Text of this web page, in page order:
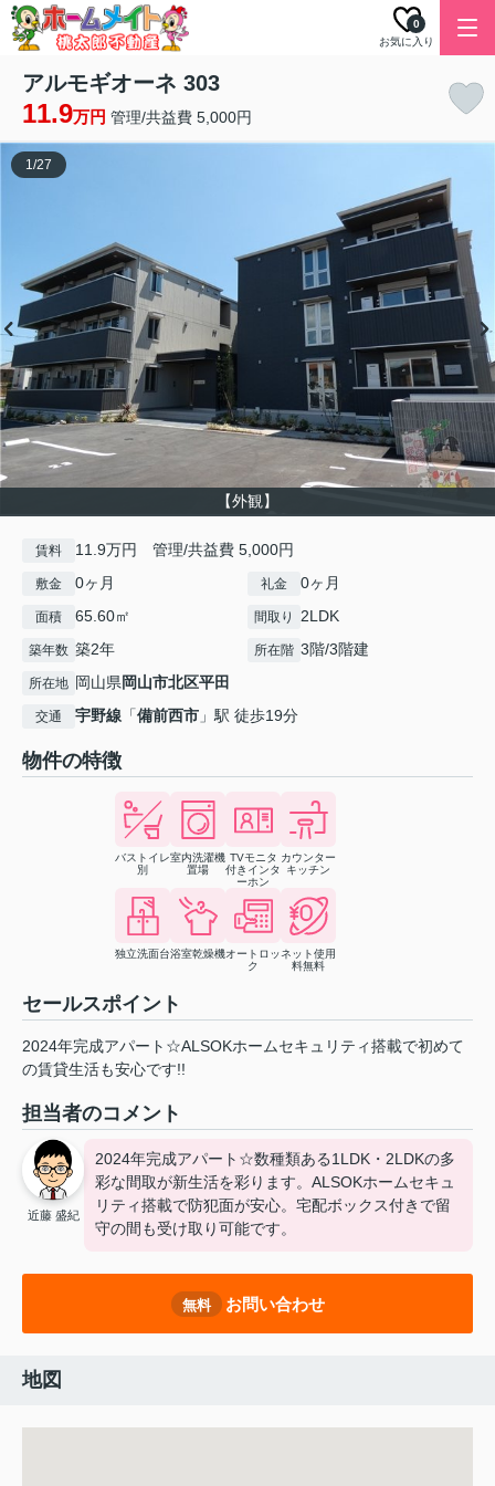
お気に入り
0
アルモギオーネ 303
11.9万円 管理/共益費 5,000円
【外観】
1/27
賃料 11.9万円 管理/共益費 5,000円
敷金 0ヶ月 礼金 0ヶ月
面積 65.60㎡ 間取り 2LDK
築年数 築2年 所在階 3階/3階建
所在地 岡山県岡山市北区平田
交通 宇野線 「備前西市 」駅 徒歩19分
物件の特徴
バストイレ
別
室内洗濯機
置場
TVモニタ
付きインタ
ーホン
カウンター
キッチン
独立洗面台浴室乾燥機オートロッ
ク
ネット使用
料無料
セールスポイント
2024年完成アパート☆ALSOKホームセキュリティ搭載で初めて
の賃貸生活も安心です!!
担当者のコメント
近藤 盛紀
2024年完成アパート☆数種類ある1LDK・2LDKの多
彩な間取が新生活を彩ります。ALSOKホームセキュ
リティ搭載で防犯面が安心。宅配ボックス付きで留
守の間も受け取り可能です。
無料 お問い合わせ
地図